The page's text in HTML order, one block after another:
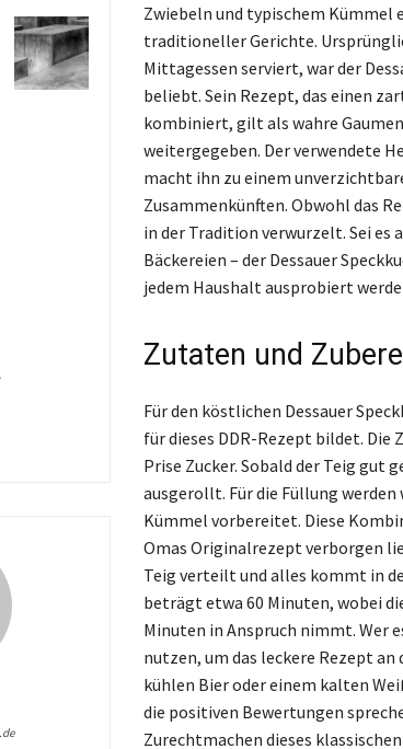
Zwiebeln und typischem Kümmel
traditioneller Gerichte.
Mittagessen serviert, war der
beliebt. Sein Rezept, das einen
kombiniert, gilt als wahre
weitergegeben. Der verwendete
macht ihn zu einem
Zusammenkünften. Obwohl das
in der Tradition verwurzelt. Sei es
Bäckereien – der Dessauer
jedem Haushalt ausprobiert
Zutaten und
Für den köstlichen Dessauer
für dieses DDR-Rezept bildet. Die
Prise Zucker. Sobald der Teig gut
ausgerollt. Für die Füllung
Kümmel vorbereitet. Diese
Omas Originalrezept verborgen
Teig verteilt und alles kommt in
beträgt etwa 60 Minuten, wobei
Minuten in Anspruch nimmt. Wer
nutzen, um das leckere Rezept
kühlen Bier oder einem kalten
die positiven Bewertungen
Zurechtmachen dieses